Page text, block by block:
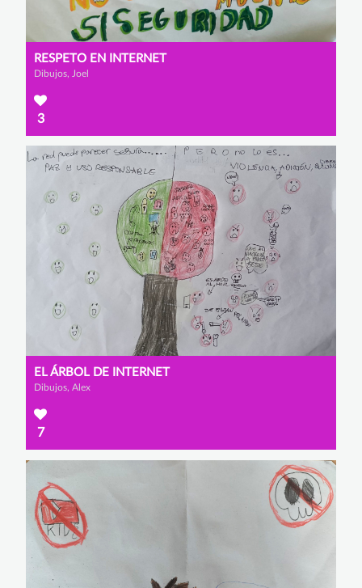
RESPETO EN INTERNET
Dibujos, Joel
3
EL ÁRBOL DE INTERNET
Dibujos, Alex
7